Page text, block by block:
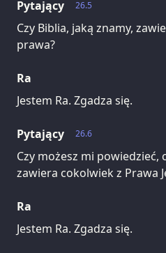
26.5
Pytający
Czy Biblia, jaką znamy,
prawa?
Ra
Jestem Ra. Zgadza się.
26.6
Pytający
Czy możesz mi powiedzieć,
zawiera cokolwiek z Prawa
Ra
Jestem Ra. Zgadza się.